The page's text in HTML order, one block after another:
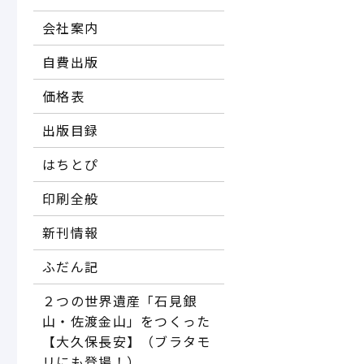
会社案内
自費出版
価格表
出版目録
はちとぴ
印刷全般
新刊情報
ふだん記
２つの世界遺産「石見銀
山・佐渡金山」をつくった
【大久保長安】（ブラタモ